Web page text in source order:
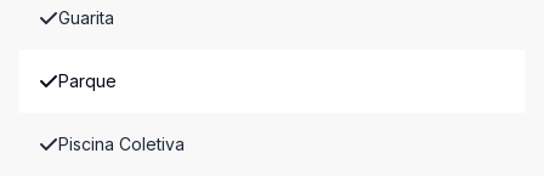
Guarita
Parque
Piscina Coletiva